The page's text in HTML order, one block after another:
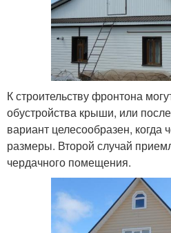
К строительству фронтона
обустройства крыши, или
вариант целесообразен, когда
размеры. Второй случай
чердачного помещения.